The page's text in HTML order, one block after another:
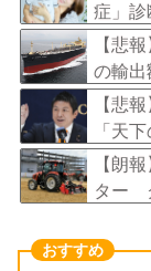
症」
児期
【悲
の輸出
【悲
「天
ｗｗ
【朗
ター